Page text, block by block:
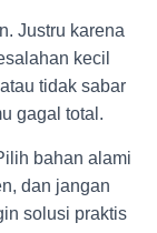
Justru karena
kecil
tidak sabar
gagal total.
bahan alami
dan jangan
solusi praktis